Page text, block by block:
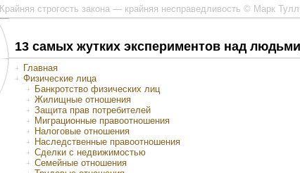
Крайняя строгость закона — крайняя несправедливость © Марк
13 самых жутких экспериментов над
Главная
Физические лица
Банкротство физических лиц
Жилищные отношения
Защита прав потребителей
Миграционные правоотношения
Налоговые отношения
Наследственные правоотношения
Сделки с недвижимостью
Семейные отношения